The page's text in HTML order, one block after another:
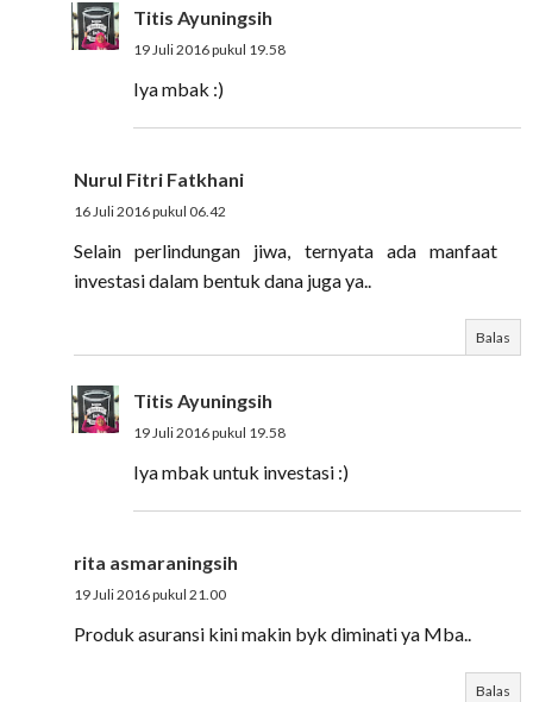
Titis Ayuningsih
19 Juli 2016 pukul 19.58
Iya mbak :)
Nurul Fitri Fatkhani
16 Juli 2016 pukul 06.42
Selain perlindungan jiwa, ternyata ada manfaat
investasi dalam bentuk dana juga ya..
Balas
Titis Ayuningsih
19 Juli 2016 pukul 19.58
Iya mbak untuk investasi :)
rita asmaraningsih
19 Juli 2016 pukul 21.00
Produk asuransi kini makin byk diminati ya Mba..
Balas